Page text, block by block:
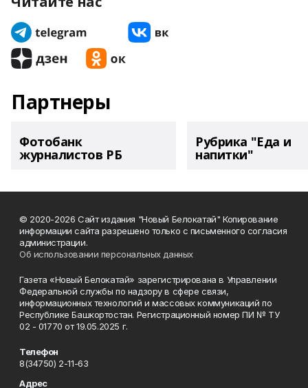
Партнеры
Фотобанк
журналистов РБ
Рубрика "Еда и
напитки"
© 2020-2026 Сайт издания "Новый Белокатай" Копирование
информации сайта разрешено только с письменного согласия
администрации.
Об использовании персональных данных
Газета «Новый Белокатай» зарегистрирована в Управлении
Федеральной службы по надзору в сфере связи,
информационных технологий и массовых коммуникаций по
Республике Башкортостан. Регистрационный номер ПИ № ТУ
02 - 01770 от 19.05.2025 г.
Телефон
8(34750) 2-11-63
Адрес